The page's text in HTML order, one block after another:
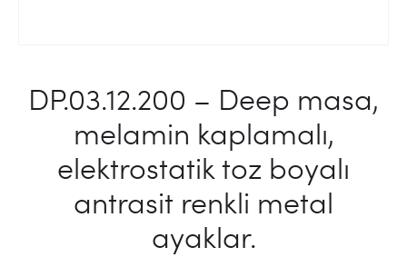
DP.03.12.200 – Deep masa,
melamin kaplamalı,
elektrostatik toz boyalı
antrasit renkli metal
ayaklar.